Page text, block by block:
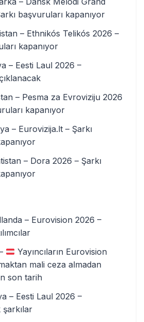
başvuruları kapanıyor
– Ethnikós Telikós 2026 –
kapanıyor
– Eesti Laul 2026 –
– Pesma za Evroviziju 2026
kapanıyor
– Eurovizija.lt – Şarkı
– Dora 2026 – Şarkı
– Eurovision 2026 –
Yayıncıların Eurovision
mali ceza almadan
son tarih
– Eesti Laul 2026 –
şarkılar